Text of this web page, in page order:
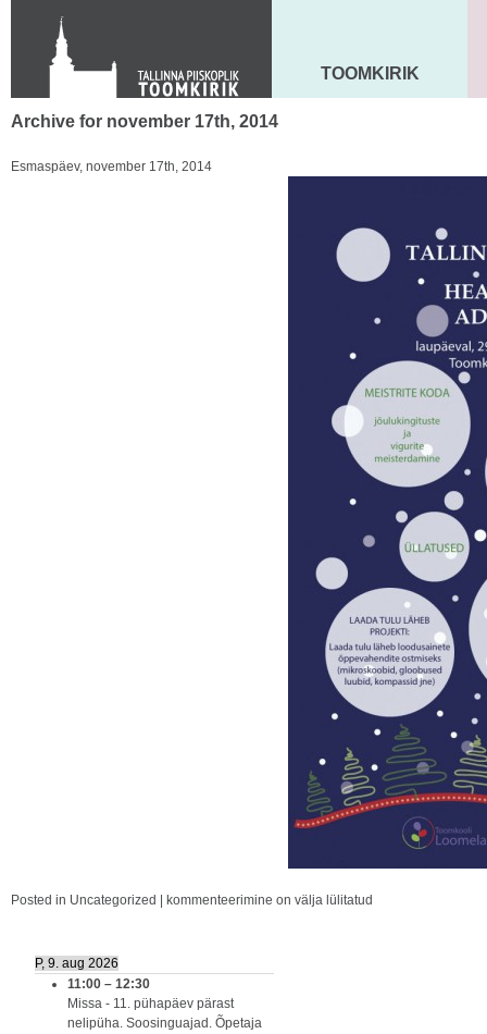
Toom-Kooli 6, 10130 TALLINN
tallinna.toom
+372 644 4140
MAARJA KIRIK
TOOMKIRIK
Archive for november 17th, 2014
Esmaspäev, november 17th, 2014
Posted in Uncategorized kommenteerimine on välja lülitatud
P, 9. aug 2026
11:00 – 12:30
Missa - 11. pühapäev pärast
nelipüha. Soosinguajad. Õpetaja